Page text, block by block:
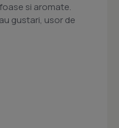
si aromate.
gustari, usor de